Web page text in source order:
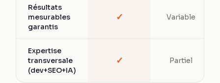
Résultats
mesurables
garantis
✓ Variable
Expertise
transversale
(dev+SEO+IA)
✓ Partiel